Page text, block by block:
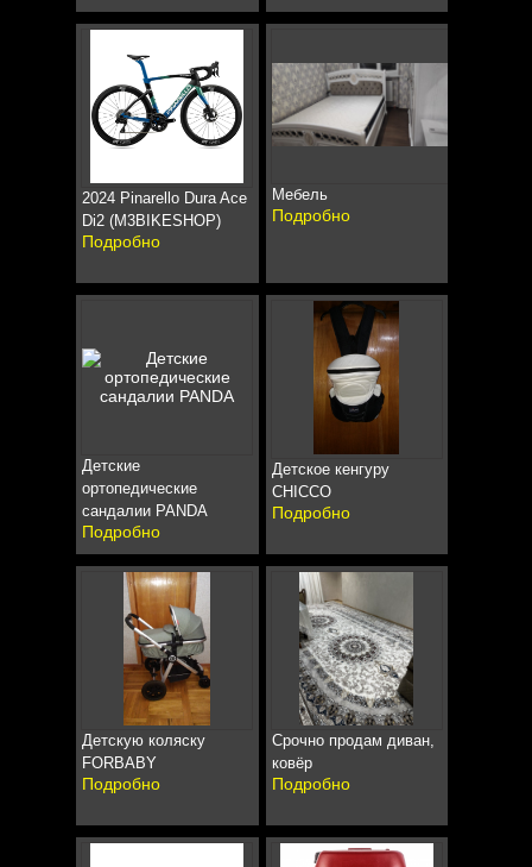
2024 Pinarello Dura Ace
Di2 (M3BIKESHOP)
Подробно
Мебель
Подробно
Детские
ортопедические
сандалии PANDA
Подробно
Детское кенгуру
CHICCO
Подробно
Детскую коляску
FORBABY
Подробно
Срочно продам диван,
ковёр
Подробно